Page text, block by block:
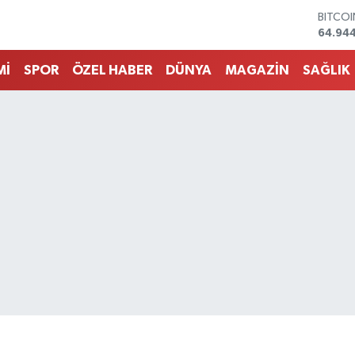
EURO
SPOR ÖZEL HABER DÜNYA MAGAZİN SAĞLIK